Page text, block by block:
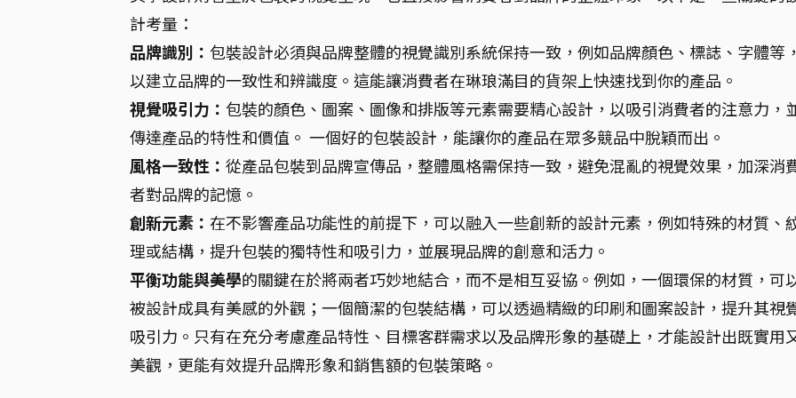
計考量：
品牌識別： 包裝設計必須與品牌整體的視覺識別系統保持一致，例如品牌顏色、標誌、字體等
以建立品牌的一致性和辨識度。這能讓消費者在琳琅滿目的貨架上快速找到你的產品。
視覺吸引力： 包裝的顏色、圖案、圖像和排版等元素需要精心設計，以吸引消費者的注意力，
傳達產品的特性和價值。 一個好的包裝設計，能讓你的產品在眾多競品中脫穎而出。
風格一致性： 從產品包裝到品牌宣傳品，整體風格需保持一致，避免混亂的視覺效果，加深消
者對品牌的記憶。
創新元素： 在不影響產品功能性的前提下，可以融入一些創新的設計元素，例如特殊的材質、
理或結構，提升包裝的獨特性和吸引力，並展現品牌的創意和活力。
平衡功能與美學的關鍵在於將兩者巧妙地結合，而不是相互妥協。例如，一個環保的材質，可
被設計成具有美感的外觀；一個簡潔的包裝結構，可以透過精緻的印刷和圖案設計，提升其視
吸引力。只有在充分考慮產品特性、目標客群需求以及品牌形象的基礎上，才能設計出既實用
美觀，更能有效提升品牌形象和銷售額的包裝策略。